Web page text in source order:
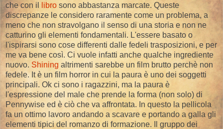
che con il
libro sono abbastanza marcate. Queste
discrepanze le considero raramente come un problema, a
meno che non stravolgano il senso di una storia e non ne
catturino gli elementi fondamentali. L'essere basato o
l'ispirarsi sono cose differenti dalle fedeli trasposizioni, e per
me va bene così. Ci vuole infatti anche qualche ingrediente
nuovo. Shining altrimenti sarebbe un film brutto perchè non
fedele. It è un film horror in cui la paura è uno dei soggetti
principali. Ok ci sono i ragazzini, ma la paura è
l'espressione del male che prende la forma (non solo) di
Pennywise ed è ciò che va affrontata. In questo la pellicola
fa un ottimo lavoro andando a scavare e portando a galla gli
elementi tipici del romanzo di formazione. Il gruppo dei